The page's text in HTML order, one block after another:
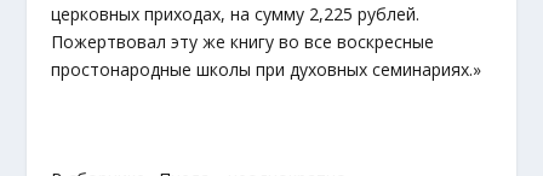
церковных приходах, на сумму 2,225 рублей.
Пожертвовал эту же книгу во все воскресные
простонародные школы при духовных семинариях.»